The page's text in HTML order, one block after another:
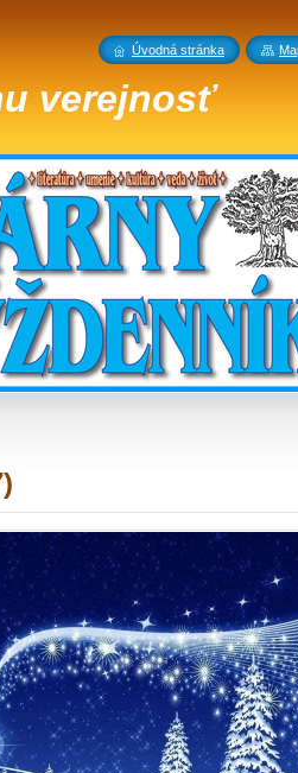
verejnosť
Úvodná stránka